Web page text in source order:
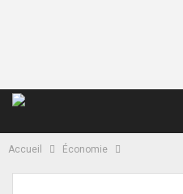
Accueil Économie